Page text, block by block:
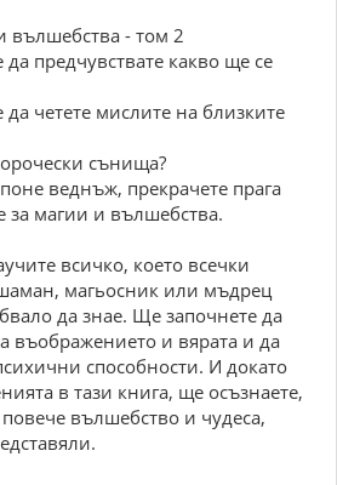
вълшебства - том 2
предчувствате какво ще се
четете мислите на близките
сънища?
веднъж, прекрачете прага
магии и вълшебства.
всичко, което всечки
магьосник или мъдрец
да знае. Ще започнете да
въображението и вярата и да
способности. И докато
в тази книга, ще осъзнаете,
вълшебство и чудеса,